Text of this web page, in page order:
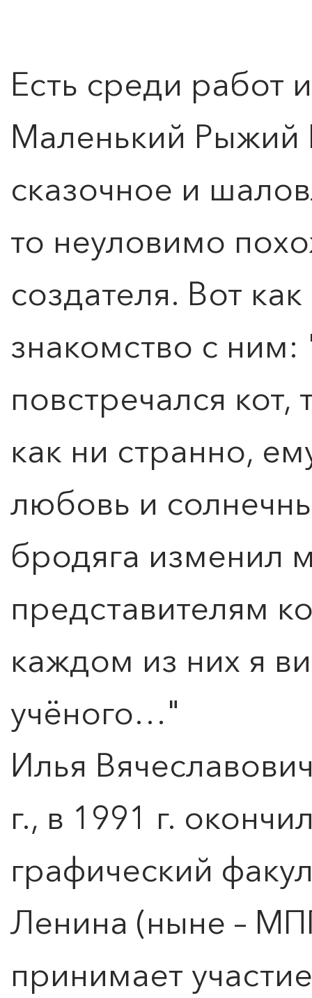
Есть среди работ
Маленький Рыжий
сказочное и
то неуловимо
создателя. Вот
знакомство с
повстречался
как ни странно,
любовь и
бродяга изменил
представителям
каждом из них я
учёного…"
Илья
г., в 1991 г.
графический
Ленина (ныне –
принимает